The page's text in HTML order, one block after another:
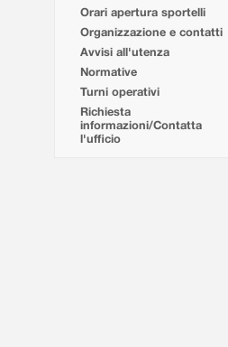
Orari apertura sportelli
Organizzazione e contatti
Avvisi all'utenza
Normative
Turni operativi
Richiesta
informazioni/Contatta
l'ufficio